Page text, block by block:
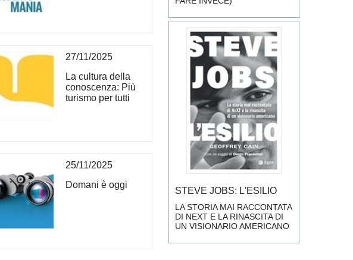
27/11/2025
La cultura della
conoscenza: Più
turismo per tutti
25/11/2025
Domani è oggi
STEVE JOBS: L'ESILIO
LA STORIA MAI RACCONTATA
DI NEXT E LA RINASCITA DI
UN VISIONARIO AMERICANO